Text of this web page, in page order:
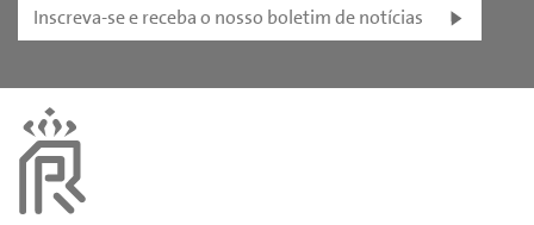
Inscreva-se e receba o nosso boletim de notícias